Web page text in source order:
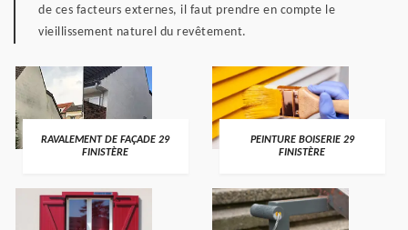
de ces facteurs externes, il faut prendre en compte le
vieillissement naturel du revêtement.
RAVALEMENT DE FAÇADE 29
FINISTÈRE
PEINTURE BOISERIE 29
FINISTÈRE